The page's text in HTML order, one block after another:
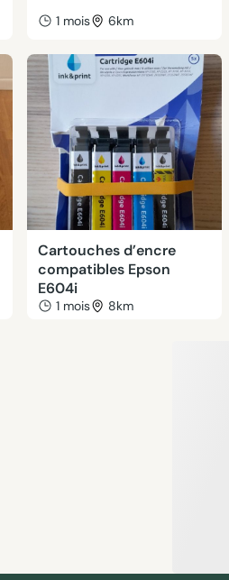
1 mois 6km
Cartouches d’encre
compatibles Epson
E604i
1 mois 8km